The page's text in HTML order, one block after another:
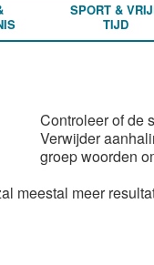
SPORT &
TIJD
Controleer of de
Verwijder
groep woorden
meestal meer